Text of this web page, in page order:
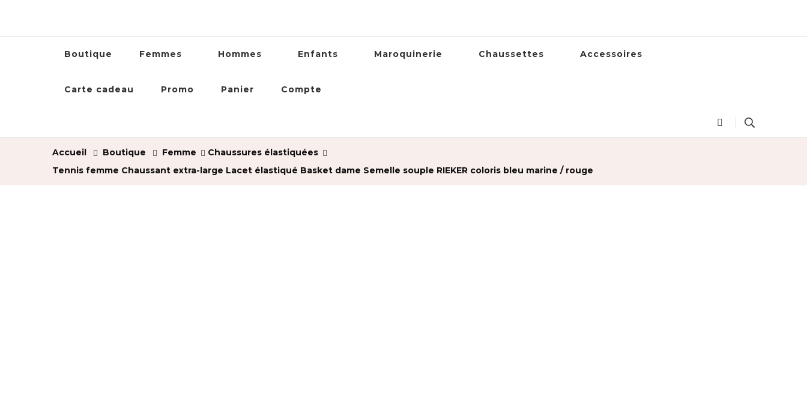
Boutique Femmes Hommes Enfants Maroquinerie Chaussettes Accessoires
Carte cadeau Promo Panier Compte
Accueil Boutique Femme
Chaussures élastiquées
Tennis femme Chaussant extra-large Lacet élastiqué Basket dame Semelle souple RIEKER coloris bleu marine / rouge